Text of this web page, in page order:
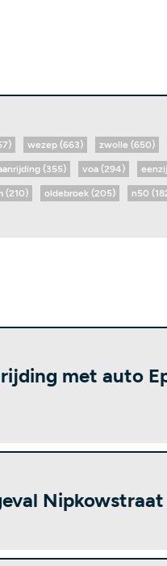
wezep (663) zwolle (650)
(355) voa (294)
(210) oldebroek (205) n50
met auto